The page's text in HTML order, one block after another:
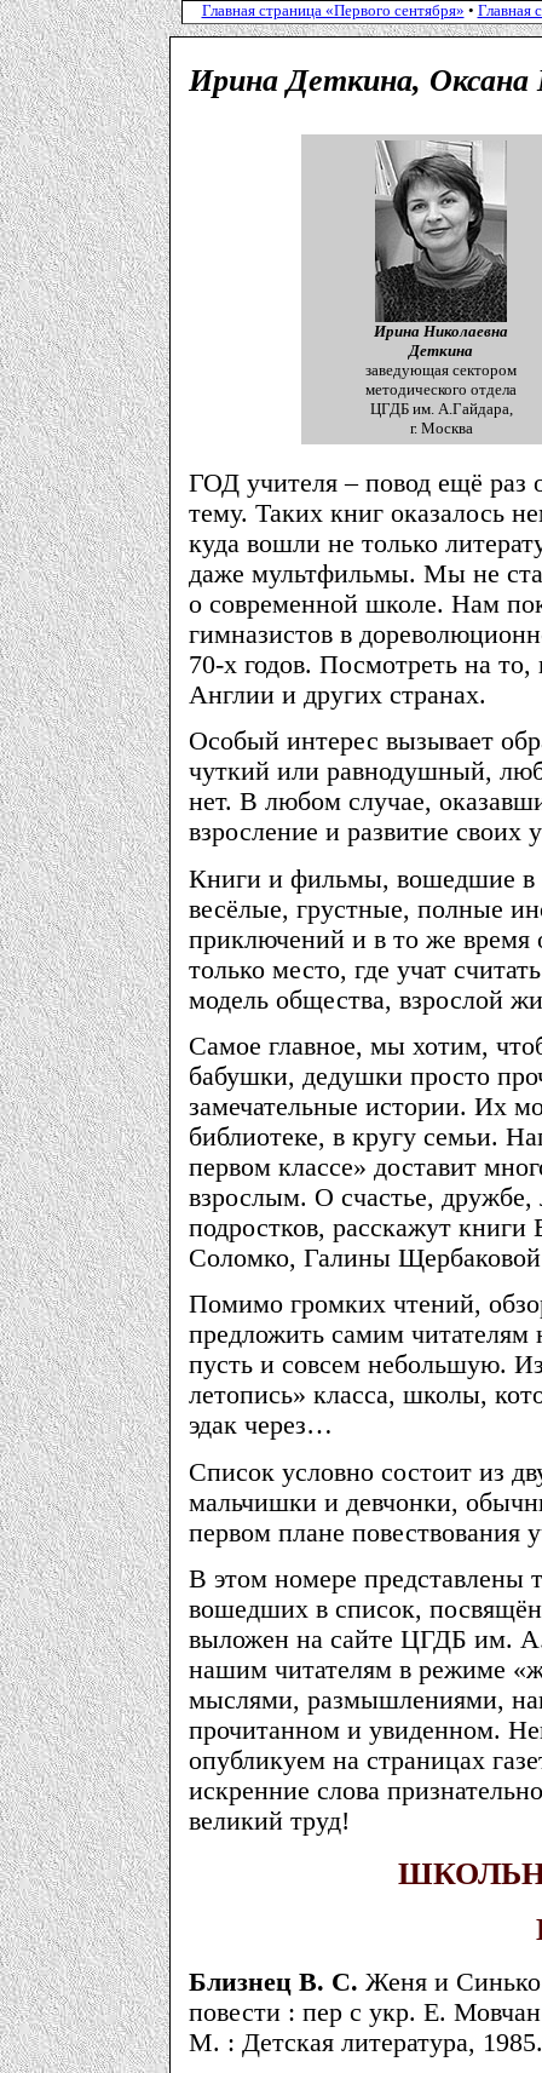
Главная страница «Первого сентября» • Главная
Ирина Деткина, Оксана
Ирина Николаевна
Деткина
заведующая сектором
методического отдела
ЦГДБ им. А.Гайдара,
г. Москва
ГОД учителя – повод ещё раз
тему. Таких книг оказалось
куда вошли не только
даже мультфильмы. Мы не
о современной школе. Нам
гимназистов в
70-х годов. Посмотреть на
Англии и других странах.
Особый интерес вызывает
чуткий или равнодушный,
нет. В любом случае,
взросление и развитие своих
Книги и фильмы, вошедшие в
весёлые, грустные, полные
приключений и в то же
только место, где учат
модель общества, взрослой
Самое главное, мы хотим,
бабушки, дедушки просто
замечательные истории. Их
библиотеке, в кругу семьи.
первом классе» доставит
взрослым. О счастье,
подростков, расскажут
Соломко, Галины
Помимо громких чтений,
предложить самим
пусть и совсем небольшую.
летопись» класса, школы,
эдак через…
Список условно состоит из
мальчишки и девчонки,
первом плане повествования
В этом номере представлены
вошедших в список,
выложен на сайте ЦГДБ им.
нашим читателям в режиме
мыслями, размышлениями,
прочитанном и увиденном.
опубликуем на страницах
искренние слова
великий труд!
Близнец В. С. Женя и
повести : пер с укр. Е.
М. : Детская литература,